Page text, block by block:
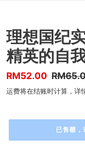
理想国纪
精英的自
优
惠
RM52.00 售
价
运费将在结账时计算，详
已售罄，